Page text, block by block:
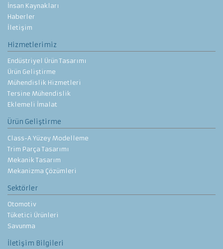
İnsan Kaynakları
Haberler
İletişim
Hizmetlerimiz
Endüstriyel Ürün Tasarımı
Ürün Geliştirme
Mühendislik Hizmetleri
Tersine Mühendislik
Eklemeli İmalat
Ürün Geliştirme
Class-A Yüzey Modelleme
Trim Parça Tasarımı
Mekanik Tasarım
Mekanizma Çözümleri
Sektörler
Otomotiv
Tüketici Ürünleri
Savunma
İletişim Bilgileri